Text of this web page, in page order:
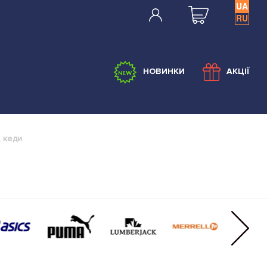
UA
RU
НОВИНКИ АКЦІЇ
кеди